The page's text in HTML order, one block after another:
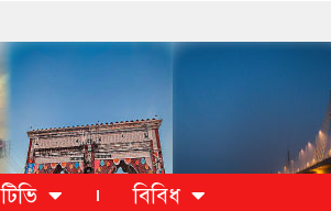
টিভি বিবিধ